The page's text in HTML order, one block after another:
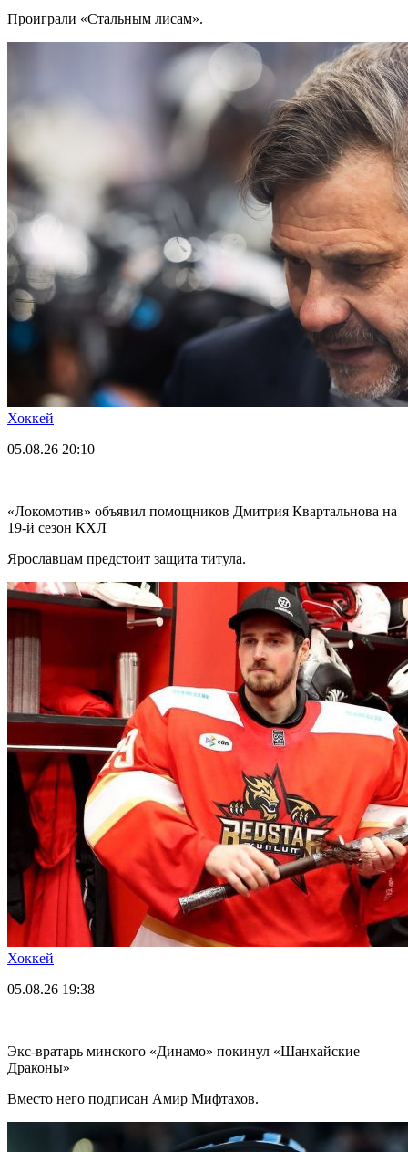
Проиграли «Стальным лисам».
Хоккей
05.08.26 20:10
«Локомотив» объявил помощников Дмитрия Квартальнова на
19-й сезон КХЛ
Ярославцам предстоит защита титула.
Хоккей
05.08.26 19:38
Экс-вратарь минского «Динамо» покинул «Шанхайские
Драконы»
Вместо него подписан Амир Мифтахов.